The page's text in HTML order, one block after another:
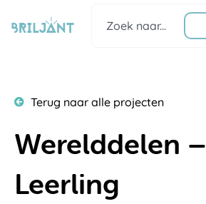
naar
de
Terug naar alle projecten
Werelddelen –
Leerling